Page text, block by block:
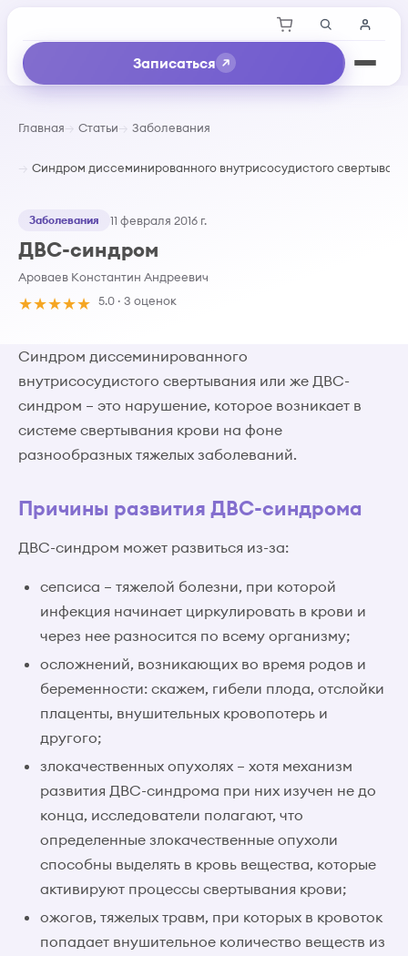
Записаться
Главная Статьи Заболевания
Синдром диссеминированного внутрисосудистого
Заболевания 11 февраля 2016 г.
ДВС-синдром
Ароваев Константин Андреевич
★★★★★ 5.0 · 3 оценок
Синдром диссеминированного
внутрисосудистого свертывания или же ДВС-
синдром – это нарушение, которое возникает в
системе свертывания крови на фоне
разнообразных тяжелых заболеваний.
Причины развития ДВС-синдрома
ДВС-синдром может развиться из-за:
сепсиса – тяжелой болезни, при которой
инфекция начинает циркулировать в крови и
через нее разносится по всему организму;
осложнений, возникающих во время родов и
беременности: скажем, гибели плода, отслойки
плаценты, внушительных кровопотерь и
другого;
злокачественных опухолях – хотя механизм
развития ДВС-синдрома при них изучен не до
конца, исследователи полагают, что
определенные злокачественные опухоли
способны выделять в кровь вещества, которые
активируют процессы свертывания крови;
ожогов, тяжелых травм, при которых в кровоток
попадает внушительное количество веществ из